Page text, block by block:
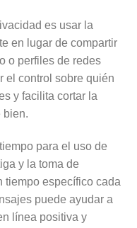
es usar la
en lugar de compartir
o perfiles de redes
el control sobre quién
y facilita cortar la
bien.
para el uso de
y la toma de
tiempo específico cada
puede ayudar a
línea positiva y